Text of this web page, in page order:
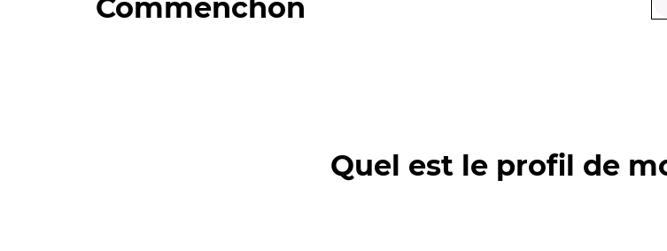
Commenchon
Quel est le profil de